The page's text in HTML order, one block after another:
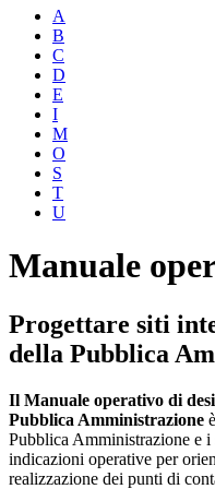
A
B
C
D
E
I
M
O
S
T
U
Manuale
Progettare siti
della Pubblica
Il Manuale operativo di
Pubblica Amministrazione
Pubblica Amministrazione e
indicazioni operative per
realizzazione dei punti di